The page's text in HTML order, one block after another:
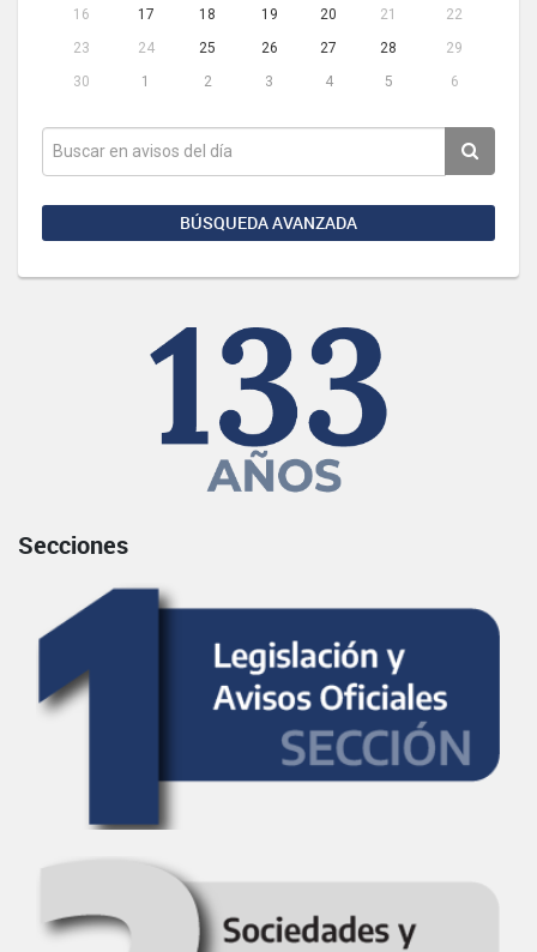
16
17 18 19 20 21
22
23
24 25 26 27 28
29
30
1 2 3 4 5 6
BÚSQUEDA AVANZADA
Secciones